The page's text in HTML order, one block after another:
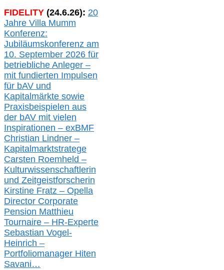
FIDELITY (24.6.26): 20
Jahre Villa Mumm
Konferenz:
Jubiläumskonferenz am
10. September 2026 für
betriebliche Anleger –
mit fundierten Impulsen
für bAV und
Kapitalmärkte sowie
Praxisbeispielen aus
der bAV mit vielen
Inspirationen – exBMF
Christian Lindner –
Kapitalmarktstratege
Carsten Roemheld –
Kulturwissenschaftlerin
und Zeitgeistforscherin
Kirstine Fratz – Opella
Director Corporate
Pension Matthieu
Tournaire – HR-Experte
Sebastian Vogel-
Heinrich –
Portfoliomanager Hiten
Savani…